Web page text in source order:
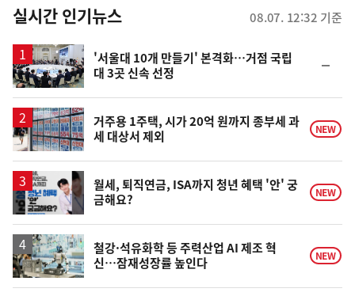
뉴
스
실시간 인기뉴스 08.07. 12:32 기준
'서울대 10개 만들기' 본격화…거점 국립
대 3곳 신속 선정
일
거주용 1주택, 시가 20억 원까지 종부세 과
세 대상서 제외
NEW
월세, 퇴직연금, ISA까지 청년 혜택 '안' 궁
금해요?
NEW
철강·석유화학 등 주력산업 AI 제조 혁
신…잠재성장률 높인다
NEW